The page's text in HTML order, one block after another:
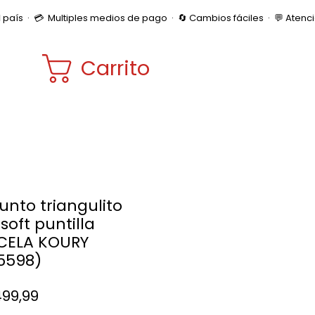
Carrito
triangulito
puntilla
KOURY